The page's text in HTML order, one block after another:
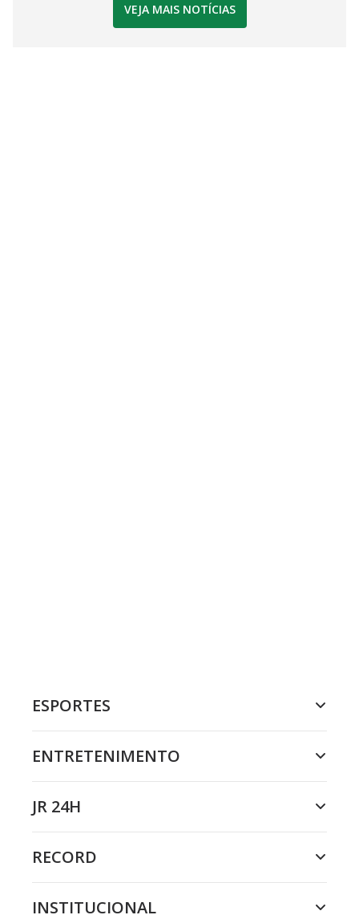
VEJA MAIS NOTÍCIAS
ESPORTES
ENTRETENIMENTO
JR 24H
RECORD
INSTITUCIONAL